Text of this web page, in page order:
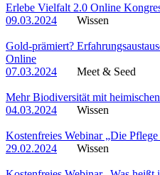
Erlebe Vielfalt 2.0 Online
09.03.2024
Wissen
Gold-prämiert?
Online
07.03.2024
Meet & Seed
Mehr Biodiversität mit
04.03.2024
Wissen
Kostenfreies Webinar „Die
29.02.2024
Wissen